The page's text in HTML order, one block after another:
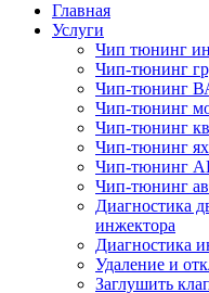
Главная
Услуги
Чип тюнинг
Чип-тюнинг
Чип-тюнинг
Чип-тюнинг
Чип-тюнинг
Чип-тюнинг
Чип-тюнинг
Чип-тюнинг
Диагностика
инжектора
Диагностика
Удаление и
Заглушить